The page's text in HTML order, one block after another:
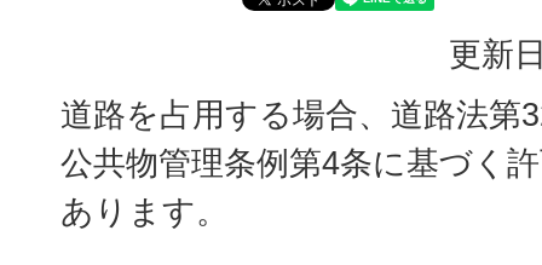
更新
道路を占用する場合、道路法第
公共物管理条例第4条に基づく
あります。